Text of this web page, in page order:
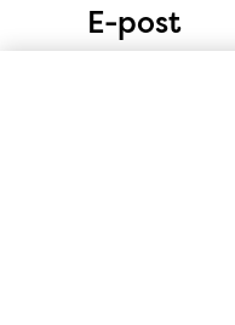
E-post
c/o